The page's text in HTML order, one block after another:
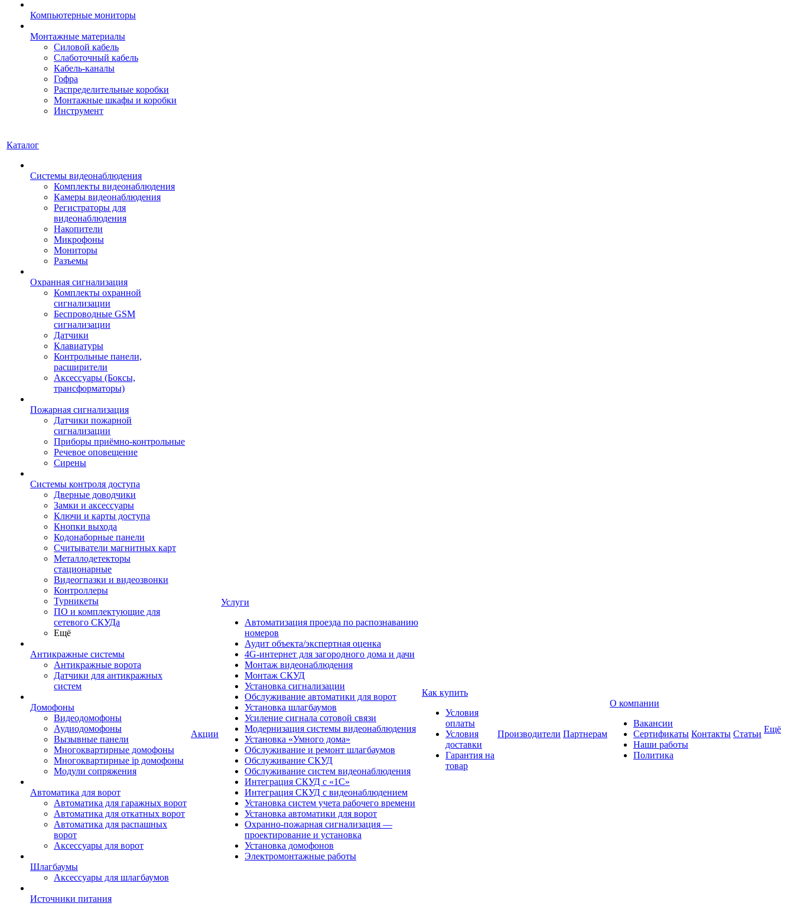
Компьютерные мониторы
Монтажные материалы
Силовой кабель
Слаботочный кабель
Кабель-каналы
Гофра
Распределительные коробки
Монтажные шкафы и коробки
Инструмент
Каталог
Системы видеонаблюдения
Комплекты видеонаблюдения
Камеры видеонаблюдения
Регистраторы для
видеонаблюдения
Накопители
Микрофоны
Мониторы
Разъемы
Охранная сигнализация
Комплекты охранной
сигнализации
Беспроводные GSM
сигнализации
Датчики
Клавиатуры
Контрольные панели,
расширители
Аксессуары (Боксы,
трансформаторы)
Пожарная сигнализация
Датчики пожарной
сигнализации
Приборы приёмно-контрольные
Речевое оповещение
Сирены
Системы контроля доступа
Дверные доводчики
Замки и аксессуары
Ключи и карты доступа
Кнопки выхода
Кодонаборные панели
Считыватели магнитных карт
Металлодетекторы
стационарные
Видеогпазки и видеозвонки
Контроллеры
Турникеты
ПО и комплектующие для
сетевого СКУДа
Ещё
Антикражные системы
Антикражные ворота
Датчики для антикражных
систем
Домофоны
Видеодомофоны
Аудиодомофоны
Вызывные панели
Многоквартирные домофоны
Многоквартирные ip домофоны
Модули сопряжения
Автоматика для ворот
Автоматика для гаражных ворот
Автоматика для откатных ворот
Автоматика для распашных
ворот
Аксессуары для ворот
Шлагбаумы
Аксессуары для шлагбаумов
Источники питания
Акции
Услуги
Автоматизация проезда по распознаванию
номеров
Аудит объекта/экспертная оценка
4G-интернет для загородного дома и дачи
Монтаж видеонаблюдения
Монтаж СКУД
Установка сигнализации
Обслуживание автоматики для ворот
Установка шлагбаумов
Усиление сигнала сотовой связи
Модернизация системы видеонаблюдения
Установка «Умного дома»
Обслуживание и ремонт шлагбаумов
Обслуживание СКУД
Обслуживание систем видеонаблюдения
Интеграция СКУД с «1С»
Интеграция СКУД с видеонаблюдением
Установка систем учета рабочего времени
Установка автоматики для ворот
Охранно-пожарная сигнализация —
проектирование и установка
Установка домофонов
Электромонтажные работы
Как купить
Условия
оплаты
Условия
доставки
Гарантия на
товар
Производители Партнерам
О компании
Вакансии
Сертификаты
Наши работы
Политика
Контакты Статьи Ещё